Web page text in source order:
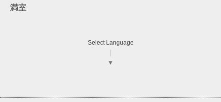
満室
Select Language
▼